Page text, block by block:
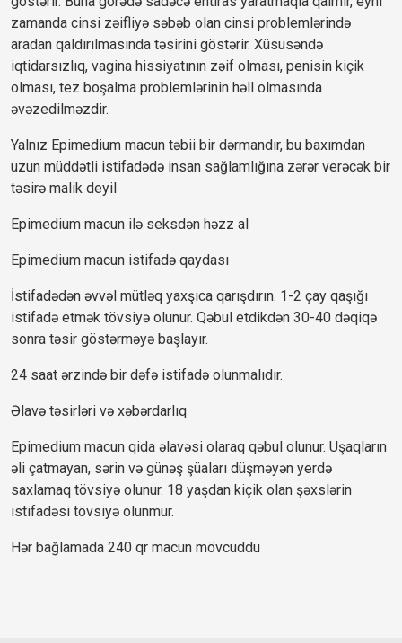
zamanda cinsi zəifliyə səbəb olan cinsi problemlərində
aradan qaldırılmasında təsirini göstərir. Xüsusəndə
iqtidarsızlıq, vagina hissiyatının zəif olması, penisin kiçik
olması, tez boşalma problemlərinin həll olmasında
əvəzedilməzdir.
Yalnız Epimedium macun təbii bir dərmandır, bu baxımdan
uzun müddətli istifadədə insan sağlamlığına zərər verəcək bir
təsirə malik deyil
Epimedium macun ilə seksdən həzz al
Epimedium macun istifadə qaydası
İstifadədən əvvəl mütləq yaxşıca qarışdırın. 1-2 çay qaşığı
istifadə etmək tövsiyə olunur. Qəbul etdikdən 30-40 dəqiqə
sonra təsir göstərməyə başlayır.
24 saat ərzində bir dəfə istifadə olunmalıdır.
Əlavə təsirləri və xəbərdarlıq
Epimedium macun qida əlavəsi olaraq qəbul olunur. Uşaqların
əli çatmayan, sərin və günəş şüaları düşməyən yerdə
saxlamaq tövsiyə olunur. 18 yaşdan kiçik olan şəxslərin
istifadəsi tövsiyə olunmur.
Hər bağlamada 240 qr macun mövcuddu